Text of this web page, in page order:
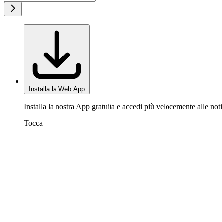
Installa la Web App
Installa la nostra App gratuita e accedi più velocemente alle
Tocca